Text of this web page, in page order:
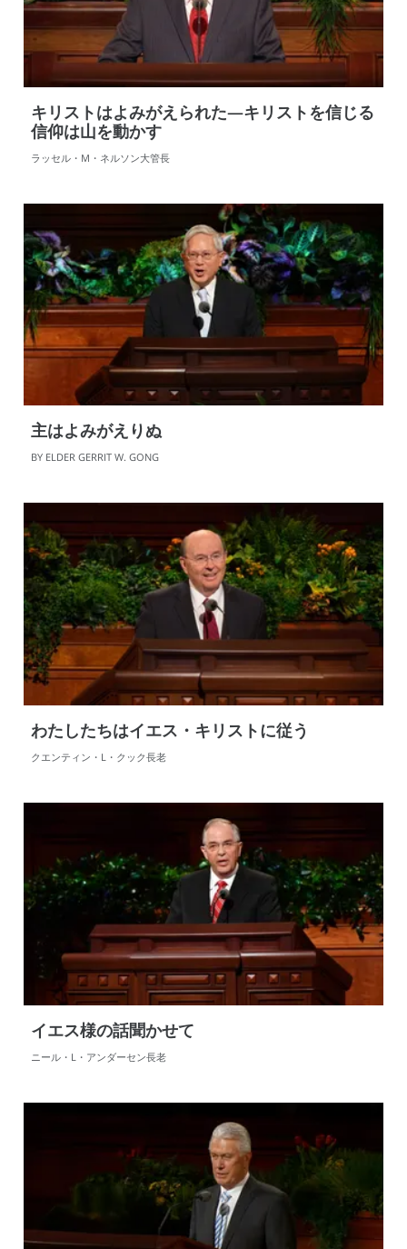
キリストはよみがえられた—キリストを信じる
信仰は山を動かす
ラッセル・M・ネルソン大管長
主はよみがえりぬ
BY ELDER GERRIT W. GONG
わたしたちはイエス・キリストに従う
クエンティン・L・クック長老
イエス様の話聞かせて
ニール・L・アンダーセン長老